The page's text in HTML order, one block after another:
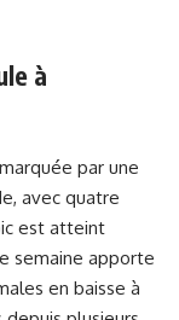
à
par une
avec quatre
est atteint
semaine apporte
en baisse à